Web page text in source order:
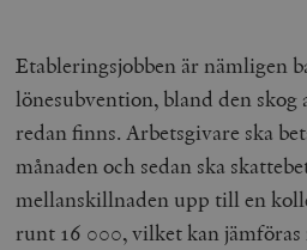
Etableringsjobben är nämligen
lönesubvention, bland den skog
redan finns. Arbetsgivare ska
månaden och sedan ska
mellanskillnaden upp till en
runt 16 000, vilket kan